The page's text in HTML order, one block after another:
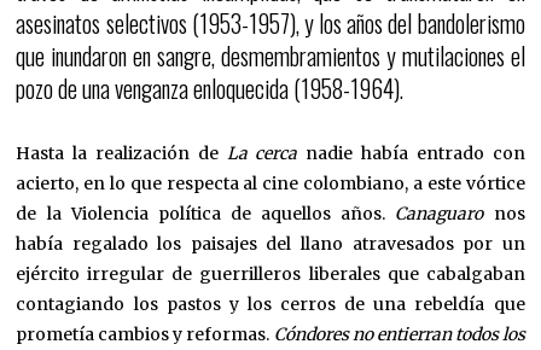
asesinatos selectivos (1953-1957), y los años del bandolerismo
que inundaron en sangre, desmembramientos y mutilaciones el
pozo de una venganza enloquecida (1958-1964).
Hasta la realización de La cerca nadie había entrado con
acierto, en lo que respecta al cine colombiano, a este vórtice
de la Violencia política de aquellos años. Canaguaronos
había regalado los paisajes del llano atravesados por un
ejército irregular de guerrilleros liberales que cabalgaban
contagiando los pastos y los cerros de una rebeldía que
prometía cambios y reformas. Cóndores no entierran todos los